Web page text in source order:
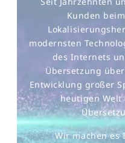
Kunden
modernsten
des Internets
Übersetzung
Entwicklung großer
heutigen
Wir machen es